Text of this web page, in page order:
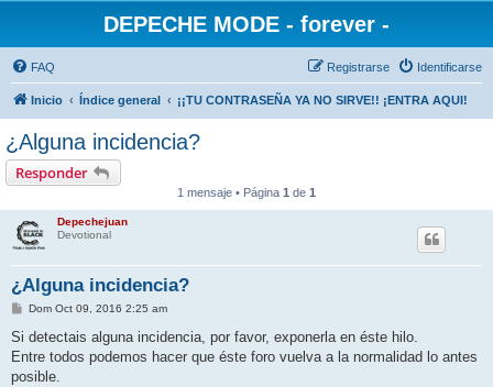
DEPECHE MODE - forever -
FAQ Identificarse
Registrarse
Inicio Índice general ¡¡TU CONTRASEÑA YA NO SIRVE!! ¡ENTRA AQUI!
¿Alguna incidencia?
Responder
1 mensaje • Página 1 de 1
Depechejuan
Devotional
¿Alguna incidencia?
M
n
a
j
Dom Oct 09, 2016 2:25 am
Si detectais alguna incidencia, por favor, exponerla en éste hilo.
Entre todos podemos hacer que éste foro vuelva a la normalidad lo antes
posible.